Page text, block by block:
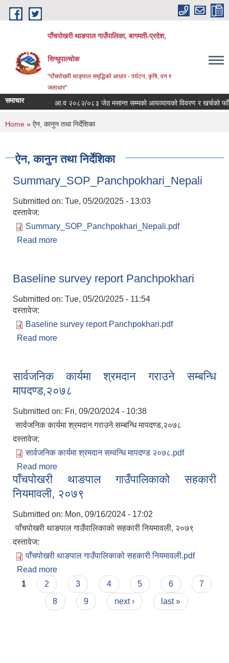
Skip to main content
पाँचपोखरी थाङपाल गाउँपालिका, बागमती-प्रदेश,
सिन्धुपाल्चोक
"पाँचपोखरी थाङ्पाल समृद्धिको आधार - पर्यटन, कृषि, वन र
जलाधार"
समाचार आ.व २०८२/०८३ जेठ मसान्त सम्मको आयव्यायको विवरण र खर्चको फाँटबारी
You are here
Home » ऐन, कानुन तथा निर्देशिका
ऐन, कानुन तथा निर्देशिका
Summary_SOP_Panchpokhari_Nepali
Submitted on: Tue, 05/20/2025 - 13:03
दस्तावेज:
Summary_SOP_Panchpokhari_Nepali.pdf
Read more
Baseline survey report Panchpokhari
Submitted on: Tue, 05/20/2025 - 11:54
दस्तावेज:
Baseline survey report Panchpokhari.pdf
Read more
सार्वजनिक कार्यमा श्रमदान गराउने सम्बन्धि
मापदण्ड,२०७८
Submitted on: Fri, 09/20/2024 - 10:38
सार्वजनिक कार्यमा श्रमदान गराउने सम्बन्धि मापदण्ड,२०७८
दस्तावेज:
सार्वजनिक कार्यमा श्रमदान सम्वन्धि मापदण्ड २०७८.pdf
Read more
मापदण्ड,२०७८
पाँचपोखरी थाङपाल गाउँपालिकाको सहकारी
नियमावली, २०७९
Submitted on: Mon, 09/16/2024 - 17:02
पाँचपोखरी थाङपाल गाउँपालिकाको सहकारी नियमावली, २०७९
दस्तावेज:
पाँचपोखरी थाङपाल गाउँपालिकाको सहकारी नियमावली.pdf
Read more
नियमावली, २०७९
Pages
1 2 3 4 5 6
7
8
9 next › last »